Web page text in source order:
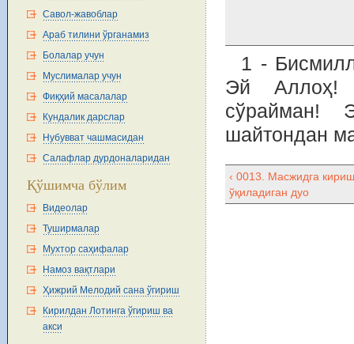
Савол-жавоблар
Араб тилини ўрганамиз
Болалар учун
Муслималар учун
Фиқҳий масалалар
Кундалик дарслар
Нубувват чашмасидан
Салафлар дурдоналаридан
Қўшимча бўлим
Видеолар
Туширмалар
Мухтор саҳифалар
Намоз вақтлари
Ҳижрий Мелодий сана ўгириш
Кирилдан Лотинга ўгириш ва
акси
1 -
Эй Аллоҳ!
сўрайман!
шайтондан
‹ 0013. Масжидга
ўқиладиган дуо